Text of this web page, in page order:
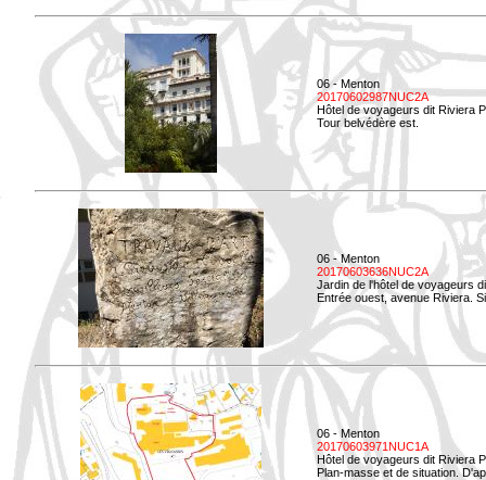
06 - Menton
20170602987NUC2A
Hôtel de voyageurs dit Riviera
Tour belvédère est.
06 - Menton
20170603636NUC2A
Jardin de l'hôtel de voyageurs
Entrée ouest, avenue Riviera.
06 - Menton
20170603971NUC1A
Hôtel de voyageurs dit Riviera
Plan-masse et de situation.